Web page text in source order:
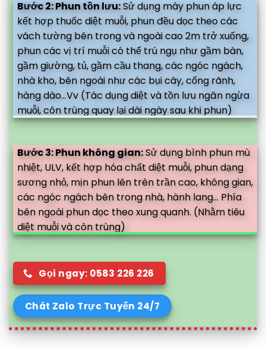
Bước 2: Phun tồn lưu:Sử dụng máy phun áp lực
kết hợp thuốc diệt muỗi, phun đều dọc theo các
vách tường bên trong và ngoài cao 2m trở xuống,
phun các vị trí muỗi có thể trú ngụ như gầm bàn,
gầm giường, tủ, gầm cầu thang, các ngóc ngách,
nhà kho, bên ngoài như các bụi cây, cống rãnh,
hàng dào...Vv (Tác dụng diệt và tồn lưu ngăn ngừa
muỗi, côn trùng quay lại dài ngày sau khi phun)
Bước 3: Phun không gian:Sử dụng bình phun mù
nhiệt, ULV, kết hợp hóa chất diệt muỗi, phun dạng
sương nhỏ, mịn phun lên trên trần cao, không gian,
các ngóc ngách bên trong nhà, hành lang... Phía
bên ngoài phun dọc theo xung quanh. (Nhằm tiêu
diệt muỗi và côn trùng)
Gọi ngay: 0583 226 226
Chát Zalo Trực Tuyến 24/7